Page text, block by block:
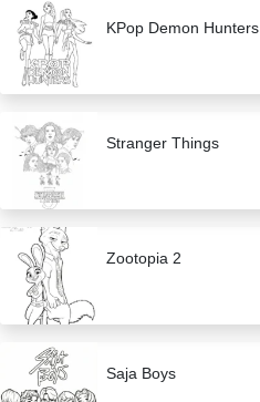
KPop Demon Hunters
Stranger Things
Zootopia 2
Saja Boys